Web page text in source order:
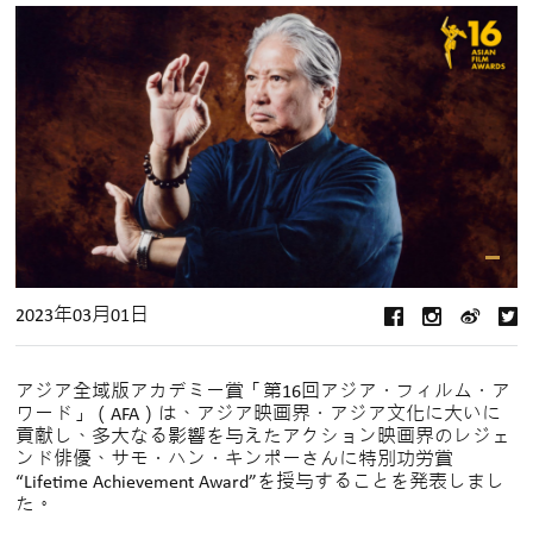
2023年03月01日
アジア全域版アカデミー賞「第16回アジア・フィルム・ア
ワード」（AFA）は、アジア映画界・アジア文化に大いに
貢献し、多大なる影響を与えたアクション映画界のレジェ
ンド俳優、サモ・ハン・キンポーさんに特別功労賞
“Lifetime Achievement Award”を授与することを発表しまし
た。